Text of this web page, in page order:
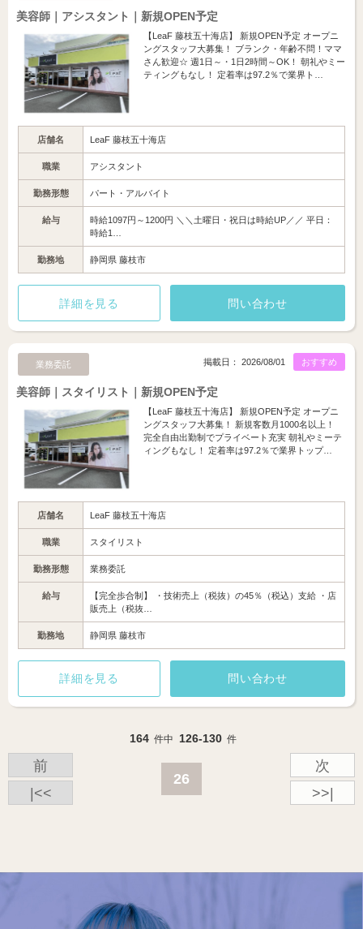
美容師｜アシスタント｜新規OPEN予定
【LeaF 藤枝五十海店】 新規OPEN予定 オープニ
ングスタッフ大募集！ ブランク・年齢不問！ママ
さん歓迎☆ 週1日～・1日2時間～OK！ 朝礼やミー
ティングもなし！ 定着率は97.2％で業界ト…
店舗名 LeaF 藤枝五十海店
職業 アシスタント
勤務形態 パート・アルバイト
給与
時給1097円～1200円 ＼＼土曜日・祝日は時給UP／／ 平日：
時給1…
勤務地 静岡県 藤枝市
詳細を見る 問い合わせ
業務委託 おすすめ
掲載日： 2026/08/01
美容師｜スタイリスト｜新規OPEN予定
【LeaF 藤枝五十海店】 新規OPEN予定 オープニ
ングスタッフ大募集！ 新規客数月1000名以上！
完全自由出勤制でプライベート充実 朝礼やミーテ
ィングもなし！ 定着率は97.2％で業界トップ…
店舗名 LeaF 藤枝五十海店
職業 スタイリスト
勤務形態 業務委託
給与
【完全歩合制】 ・技術売上（税抜）の45％（税込）支給 ・店
販売上（税抜…
勤務地 静岡県 藤枝市
詳細を見る 問い合わせ
164 件中 126-130 件
|<<
前
26
次
>>|